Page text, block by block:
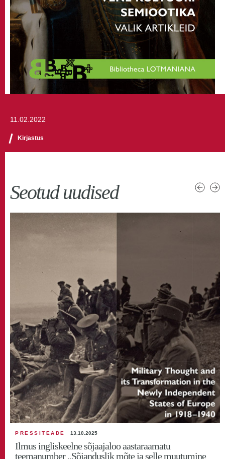
11.02.2022
Kirjastus
Seotud uudised
PRESSITEADE 13.10.2025
Ilmus ingliskeelne sõjaajaloo aastaraamatu
teemanumber „Sõjanduslik mõte ja selle muutumine